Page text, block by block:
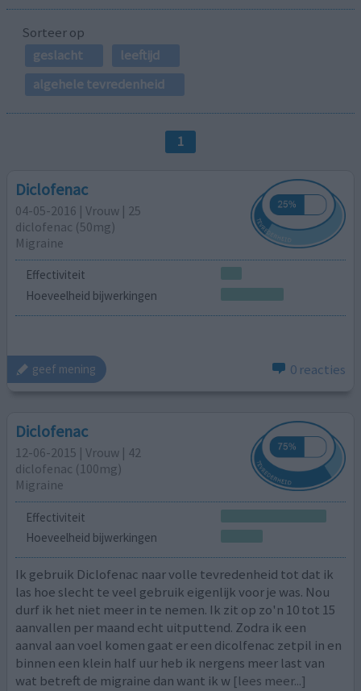
Sorteer op
geslacht
leeftijd
algehele tevredenheid
1
Diclofenac
04-05-2016 | Vrouw | 25
diclofenac (50mg)
Migraine
Effectiviteit
Hoeveelheid bijwerkingen
geef mening 0 reacties
Diclofenac
12-06-2015 | Vrouw | 42
diclofenac (100mg)
Migraine
Effectiviteit
Hoeveelheid bijwerkingen
Ik gebruik Diclofenac naar volle tevredenheid tot dat ik
las hoe slecht te veel gebruik eigenlijk voor je was. Nou
durf ik het niet meer in te nemen. Ik zit op zo'n 10 tot 15
aanvallen per maand echt uitputtend. Zodra ik een
aanval aan voel komen gaat er een dicolfenac zetpil in en
binnen een klein half uur heb ik nergens meer last van
wat betreft de migraine dan want ik w [lees meer...]